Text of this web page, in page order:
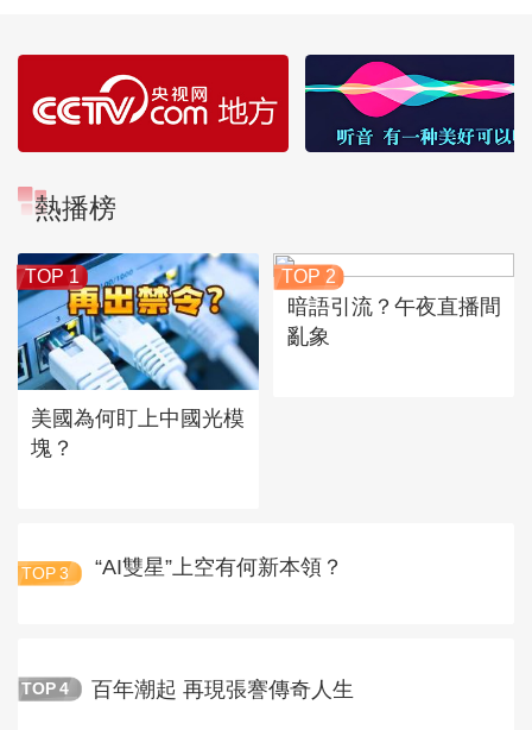
熱播榜
TOP 1
美國為何盯上中國光模
塊？
TOP 2
暗語引流？午夜直播間
亂象
TOP 3 “AI雙星”上空有何新本領？
TOP 4 百年潮起 再現張謇傳奇人生